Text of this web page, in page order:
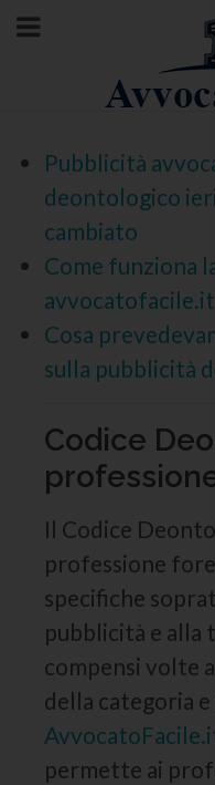
Pubblicità
deontologico
cambiato
Come funziona
avvocatofacile.it
Cosa
sulla pubblicità
Codice
Il Codice
professione
specifiche
pubblicità e alla
compensi volte
della categoria
permette ai